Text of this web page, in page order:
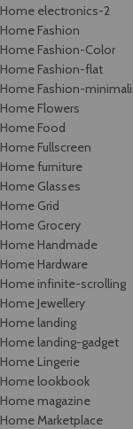
Home electronics-2
Home Fashion
Home Fashion-Color
Home Fashion-flat
Home Fashion-
Home Flowers
Home Food
Home Fullscreen
Home furniture
Home Glasses
Home Grid
Home Grocery
Home Handmade
Home Hardware
Home infinite-scrolling
Home Jewellery
Home landing
Home landing-gadget
Home Lingerie
Home lookbook
Home magazine
Home Marketplace